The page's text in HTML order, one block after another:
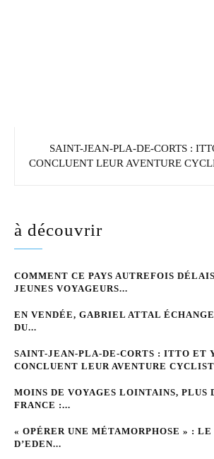
SAINT-JEAN-PLA-DE-CORTS :
CONCLUENT LEUR AVENTURE
à découvrir
COMMENT CE PAYS AUTREFOIS
JEUNES VOYAGEURS...
EN VENDÉE, GABRIEL ATTAL
DU...
SAINT-JEAN-PLA-DE-CORTS : ITTO ET
CONCLUENT LEUR AVENTURE
MOINS DE VOYAGES LOINTAINS, PLUS
FRANCE :...
« OPÉRER UNE MÉTAMORPHOSE » :
D’EDEN...